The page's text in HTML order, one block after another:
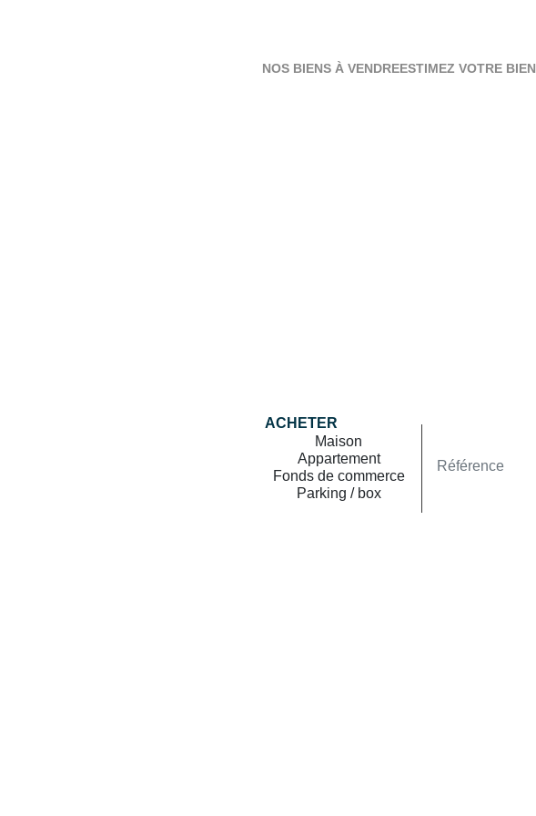
NOS BIENS À VENDREESTIMEZ VOTRE BIEN
ACHETER